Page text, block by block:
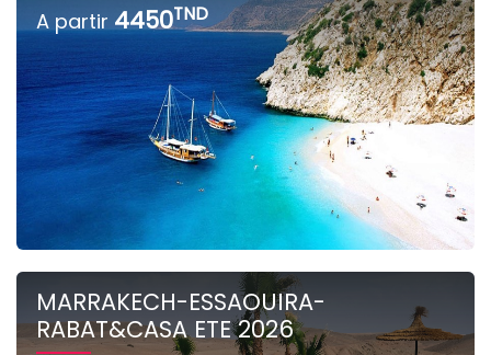
A partir 4450TND
MARRAKECH-ESSAOUIRA-
RABAT&CASA ETE 2026